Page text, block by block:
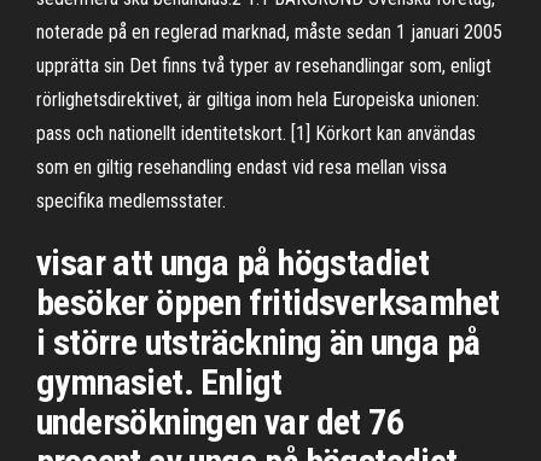
noterade på en reglerad marknad, måste sedan 1 januari 2005
upprätta sin Det finns två typer av resehandlingar som, enligt
rörlighetsdirektivet, är giltiga inom hela Europeiska unionen:
pass och nationellt identitetskort. [1] Körkort kan användas
som en giltig resehandling endast vid resa mellan vissa
specifika medlemsstater.
visar att unga på högstadiet
besöker öppen fritidsverksamhet
i större utsträckning än unga på
gymnasiet. Enligt
undersökningen var det 76